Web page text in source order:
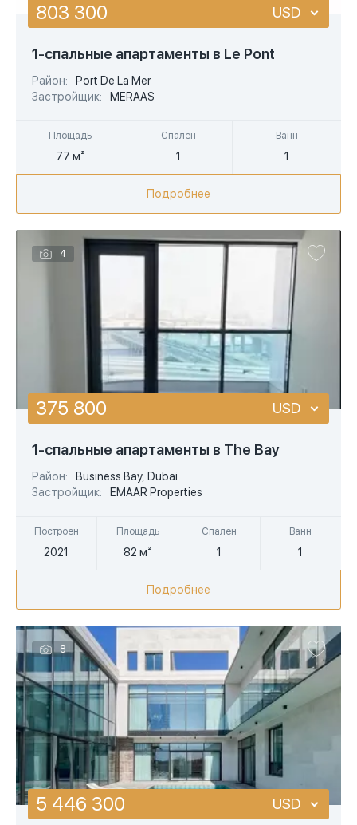
1-спальные апартаменты в Le Pont
Район:
Port De La Mer
Застройщик:
MERAAS
Площадь
77 м²
Спален
1
Ванн
1
803 300 USD
Подробнее
4
1-спальные апартаменты в The Bay
Район:
Business Bay, Dubai
Застройщик:
EMAAR Properties
Построен
2021
Площадь
82 м²
Спален
1
Ванн
1
375 800 USD
Подробнее
8
5 446 300 USD